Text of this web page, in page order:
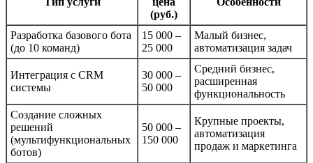
(руб.)
Разработка базового бота
(до 10 команд)
15 000 –
25 000
Малый бизнес,
автоматизация задач
Интеграция с CRM
системы
30 000 –
50 000
Средний бизнес,
расширенная
функциональность
Создание сложных
решений
(мультифункциональных
ботов)
50 000 –
150 000
Крупные проекты,
автоматизация
продаж и маркетинга